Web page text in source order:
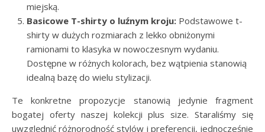
miejską.
Basicowe T-shirty o luźnym kroju: Podstawowe t-
shirty w dużych rozmiarach z lekko obniżonymi
ramionami to klasyka w nowoczesnym wydaniu.
Dostępne w różnych kolorach, bez wątpienia stanowią
idealną bazę do wielu stylizacji.
Te konkretne propozycje stanowią jedynie fragment
bogatej oferty naszej kolekcji plus size. Staraliśmy się
uwzględnić różnorodność stylów i preferencji, jednocześnie